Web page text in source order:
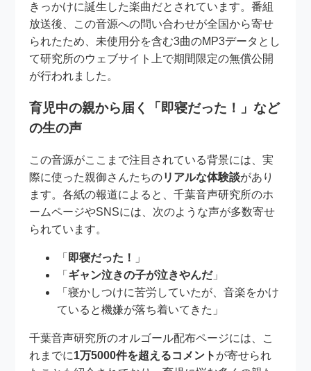
きっかけに誕生した楽曲だとされています。番組
放送後、この音源への問い合わせが全国から寄せ
られたため、未使用分を含む3曲のMP3データとし
て研究所のウェブサイト上で期間限定の無償公開
が行われました。
育児中の親から届く「即寝だった！」など
の生の声
この音源がここまで注目されている背景には、実
際に使った親御さんたちのリアルな体験談があり
ます。各紙の報道によると、千葉音声研究所のホ
ームページやSNSには、次のような声が多数寄せ
られています。
「 即寝だった！
」
「 ギャン泣きの子が泣きやんだ」
「寝かしつけに苦労していたが、音楽をかけ
ていると機嫌が落ち着いてきた」
千葉音声研究所のオルゴール配布ページには、こ
れまでに1万5000件を超えるコメント が寄せられ